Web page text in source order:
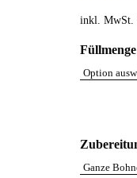
inkl. MwSt.
Füllmenge